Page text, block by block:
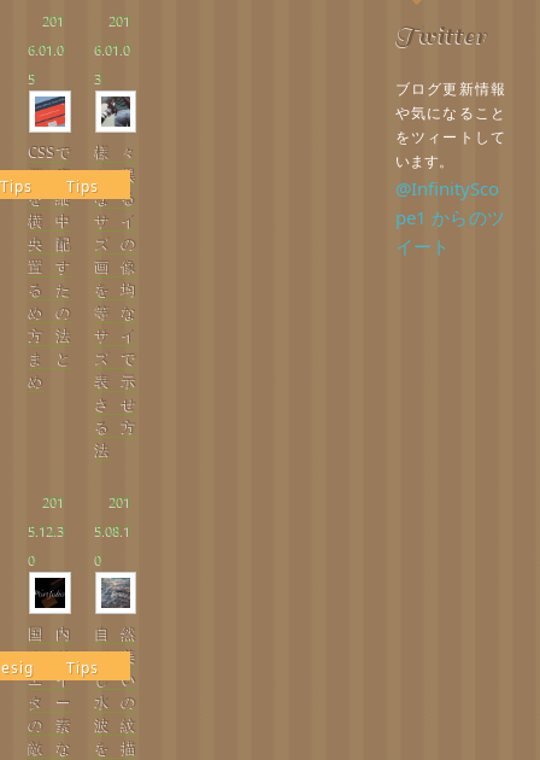
201
6.01.0
5
Tips
CSSで
要素
を縦
横中
央配
置す
るた
めの
方法
まと
め
201
6.01.0
3
Tips
様々
な異
なる
サイ
ズの
画像
を均
等な
サイ
ズで
表示
させ
る方
法
201
5.12.3
0
国内
クリ
エイ
ター
の素
敵な
201
5.08.1
0
Tips
自然
で美
しい
水の
波紋
を描
Twitter
ブログ更新情報
や気になること
をツィートして
います。
@InfinitySco
pe1 からのツ
イート